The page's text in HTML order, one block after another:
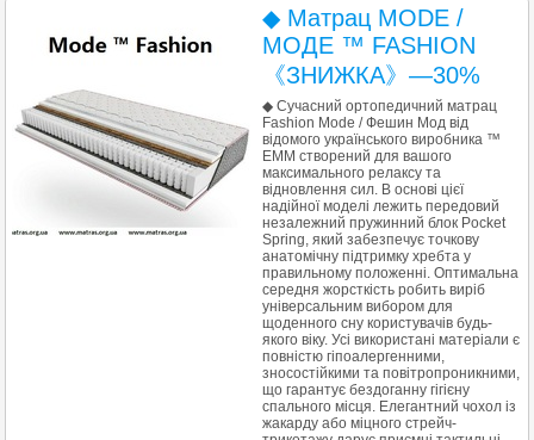
◆ Матрац MODE /
МОДЕ ™ FASHION
《ЗНИЖКА》—30%
◆ Сучасний ортопедичний матрац
Fashion Mode / Фешин Мод від
відомого українського виробника ™
EMM створений для вашого
максимального релаксу та
відновлення сил. В основі цієї
надійної моделі лежить передовий
незалежний пружинний блок Pocket
Spring, який забезпечує точкову
анатомічну підтримку хребта у
правильному положенні. Оптимальна
середня жорсткість робить виріб
універсальним вибором для
щоденного сну користувачів будь-
якого віку. Усі використані матеріали є
повністю гіпоалергенними,
зносостійкими та повітропроникними,
що гарантує бездоганну гігієну
спального місця. Елегантний чохол із
жакарду або міцного стрейч-